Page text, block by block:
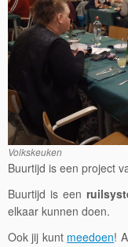
Volkskeuken
Buurtijd is een project
Buurtijd is een
elkaar kunnen doen.
Ook jij kunt meedoen!